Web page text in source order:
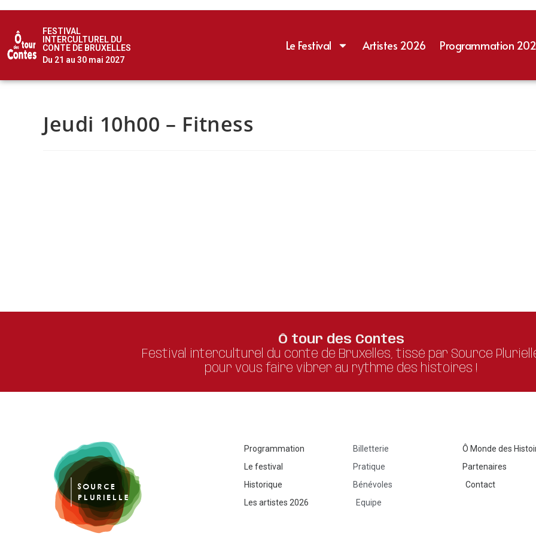
FESTIVAL
INTERCULTUREL DU
CONTE DE BRUXELLES
Du 21 au 30 mai 2027
Le Festival Artistes 2026 Programmation
Jeudi 10h00 – Fitness
Ô tour des Contes
Festival interculturel du conte de Bruxelles, tissé par Source
pour vous faire vibrer au rythme des histoires !
Programmation
Le festival
Historique
Les artistes 2026
Billetterie
Pratique
Bénévoles
Equipe
Ô Monde des
Partenaires
Contact